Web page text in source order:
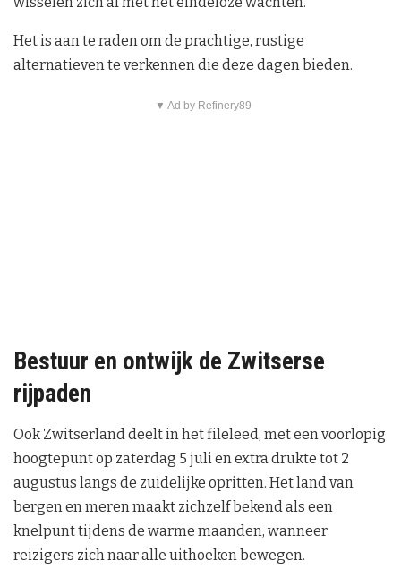
Het is aan te raden om de prachtige, rustige
alternatieven te verkennen die deze dagen bieden.
▼ Ad by Refinery89
Bestuur en ontwijk de Zwitserse
rijpaden
Ook Zwitserland deelt in het fileleed, met een voorlopig
hoogtepunt op zaterdag 5 juli en extra drukte tot 2
augustus langs de zuidelijke opritten. Het land van
bergen en meren maakt zichzelf bekend als een
knelpunt tijdens de warme maanden, wanneer
reizigers zich naar alle uithoeken bewegen.